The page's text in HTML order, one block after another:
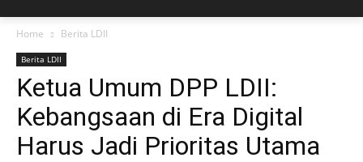
Home Berita LDII
Berita LDII
Ketua Umum DPP LDII:
Kebangsaan di Era Digital
Harus Jadi Prioritas Utama